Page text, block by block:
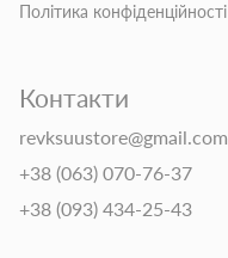
Політика конфіденційності
Контакти
revksuustore@gmail.com
+38 (063) 070-76-37
+38 (093) 434-25-43